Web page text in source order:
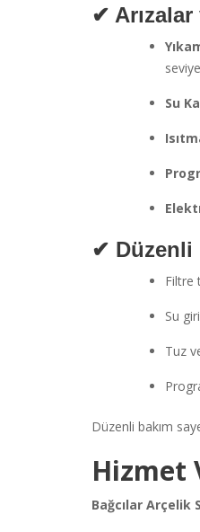
✔
Su
✔ Düzenli
Filtre
Su
Tuz
Düzenli bakım
Hizmet
Bağcılar Arçelik